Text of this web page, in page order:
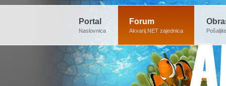
Portal
Naslovnica
Forum
Akvarij.NET zajednica